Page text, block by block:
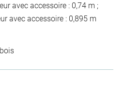
avec accessoire : 0,74 m ;
avec accessoire : 0,895 m